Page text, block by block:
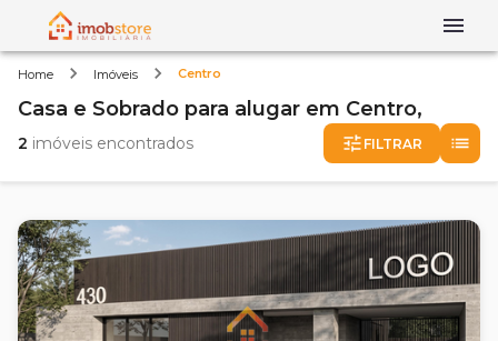
Home Imóveis Centro
Casa e Sobrado para alugar em Centro,
2 imóveis encontrados FILTRAR